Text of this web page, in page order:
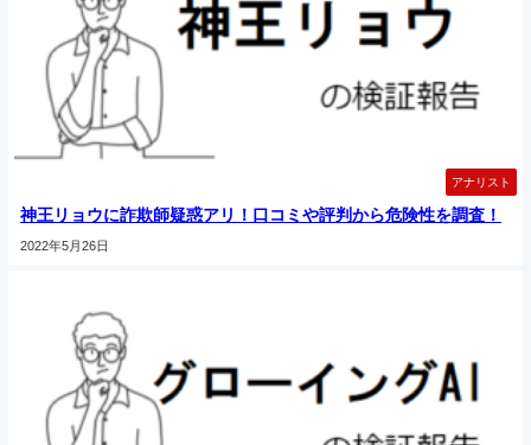
アナリスト
神王リョウに詐欺師疑惑アリ！口コミや評判から危険性を調査！
2022年5月26日